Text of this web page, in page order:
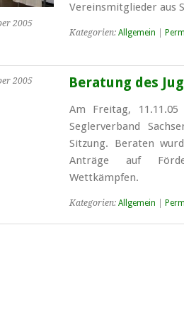
2005
Vereinsmitglieder aus
Kategorien: Allgemein
2005
Beratung des
Am Freitag, 11.11.05
Seglerverband
Sitzung. Beraten
Anträge auf
Wettkämpfen.
Kategorien: Allgemein